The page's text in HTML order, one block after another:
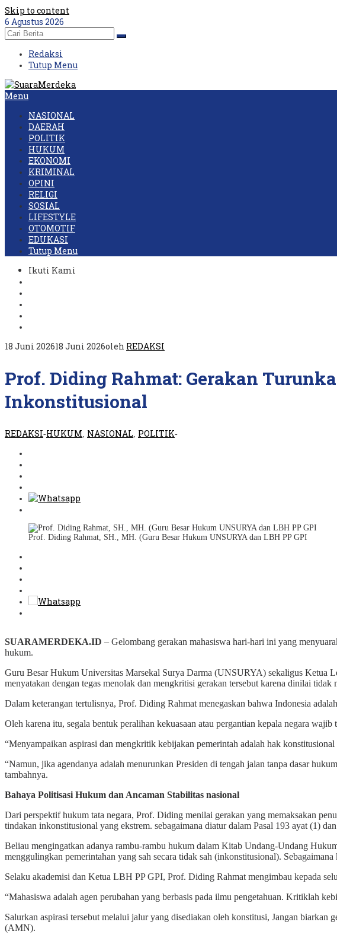
Skip to content
6 Agustus 2026
Redaksi
Tutup Menu
Menu
NASIONAL
DAERAH
POLITIK
HUKUM
EKONOMI
KRIMINAL
OPINI
RELIGI
SOSIAL
LIFESTYLE
OTOMOTIF
EDUKASI
Tutup Menu
Ikuti Kami
18 Juni 202618 Juni 2026oleh REDAKSI
Prof. Diding Rahmat: Gerakan
Inkonstitusional
REDAKSI-HUKUM NASIONAL POLITIK-
Prof. Diding Rahmat, SH., MH. (Guru Besar Hukum UNSURYA dan LBH PP GPI
SUARAMERDEKA.ID – Gelombang gerakan mahasiswa hari-hari ini yang
hukum.
Guru Besar Hukum Universitas Marsekal Surya Darma (UNSURYA) sekaligus Ketua
menyatakan dengan tegas menolak dan mengkritisi gerakan tersebut karena dinilai
Dalam keterangan tertulisnya, Prof. Diding Rahmat menegaskan bahwa Indonesia
Oleh karena itu, segala bentuk peralihan kekuasaan atau pergantian kepala negara
“Menyampaikan aspirasi dan mengkritik kebijakan pemerintah adalah hak
“Namun, jika agendanya adalah menurunkan Presiden di tengah jalan tanpa dasar
tambahnya.
Bahaya Politisasi Hukum dan Ancaman Stabilitas nasional
Dari perspektif hukum tata negara, Prof. Diding menilai gerakan yang memaksakan
tindakan inkonstitusional yang ekstrem. sebagaimana diatur dalam Pasal 193 ayat (1)
Beliau mengingatkan adanya rambu-rambu hukum dalam Kitab Undang-Undang
menggulingkan pemerintahan yang sah secara tidak sah (inkonstitusional).
Selaku akademisi dan Ketua LBH PP GPI, Prof. Diding Rahmat mengimbau kepada
“Mahasiswa adalah agen perubahan yang berbasis pada ilmu pengetahuan. Kritiklah
Salurkan aspirasi tersebut melalui jalur yang disediakan oleh konstitusi, Jangan
(AMN).